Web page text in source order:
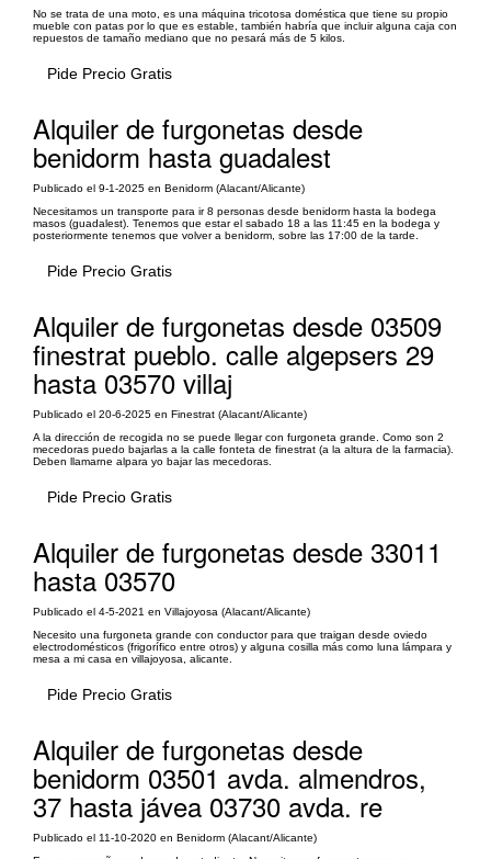
No se trata de una moto, es una máquina tricotosa doméstica que tiene su propio
mueble con patas por lo que es estable, también habría que incluir alguna caja con
repuestos de tamaño mediano que no pesará más de 5 kilos.
Pide Precio Gratis
Alquiler de furgonetas desde
benidorm hasta guadalest
Publicado el 9-1-2025 en Benidorm (Alacant/Alicante)
Necesitamos un transporte para ir 8 personas desde benidorm hasta la bodega
masos (guadalest). Tenemos que estar el sabado 18 a las 11:45 en la bodega y
posteriormente tenemos que volver a benidorm, sobre las 17:00 de la tarde.
Pide Precio Gratis
Alquiler de furgonetas desde 03509
finestrat pueblo. calle algepsers 29
hasta 03570 villaj
Publicado el 20-6-2025 en Finestrat (Alacant/Alicante)
A la dirección de recogida no se puede llegar con furgoneta grande. Como son 2
mecedoras puedo bajarlas a la calle fonteta de finestrat (a la altura de la farmacia).
Deben llamarne alpara yo bajar las mecedoras.
Pide Precio Gratis
Alquiler de furgonetas desde 33011
hasta 03570
Publicado el 4-5-2021 en Villajoyosa (Alacant/Alicante)
Necesito una furgoneta grande con conductor para que traigan desde oviedo
electrodomésticos (frigorífico entre otros) y alguna cosilla más como luna lámpara y
mesa a mi casa en villajoyosa, alicante.
Pide Precio Gratis
Alquiler de furgonetas desde
benidorm 03501 avda. almendros,
37 hasta jávea 03730 avda. re
Publicado el 11-10-2020 en Benidorm (Alacant/Alicante)